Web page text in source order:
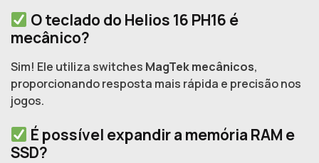
O teclado do Helios 16 PH16 é
mecânico?
Sim! Ele utiliza switches MagTek mecânicos,
proporcionando resposta mais rápida e precisão nos
jogos.
É possível expandir a memória RAM e
SSD?